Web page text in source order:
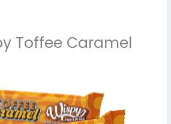
Toffee Caramel